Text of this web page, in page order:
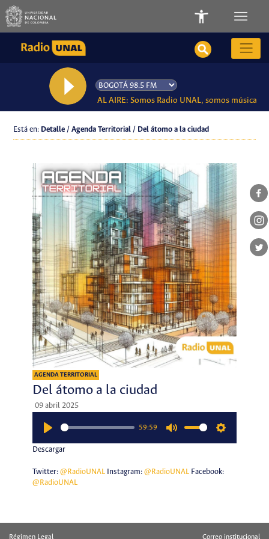
AL AIRE: Somos Radio UNAL, somos música
Está en: Detalle / Agenda Territorial / Del átomo a la ciudad
AGENDA TERRITORIAL
Del átomo a la ciudad
09 abril 2025
59:59
Descargar
Twitter: @RadioUNALInstagram: @RadioUNALFacebook:
@RadioUNAL
Régimen Legal Correo institucional